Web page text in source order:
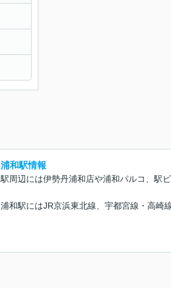
浦和駅情報
駅周辺には伊勢丹浦和店や浦和パルコ、駅
浦和駅にはJR京浜東北線、宇都宮線・高崎